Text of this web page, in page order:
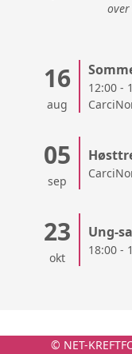
16
aug
12:00 -
05
sep
23
okt
Ung-
18:00 -
© NET-